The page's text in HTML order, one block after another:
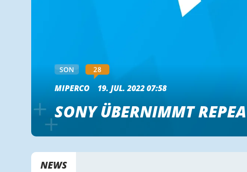
SON 28
MIPERCO 19. JUL. 2022 07:58
SONY ÜBERNIMMT
NEWS